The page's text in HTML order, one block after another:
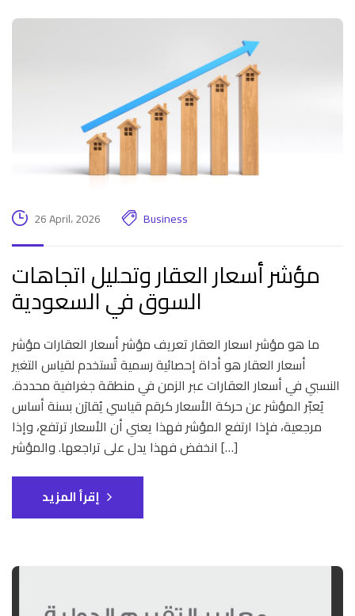
26 April، 2026 Business
مؤشر أسعار العقار وتحليل اتجاهات
السوق في السعودية
ما هو مؤشر اسعار العقار تعريف مؤشر أسعار العقارات مؤشر
أسعار العقار هو أداة إحصائية رسمية تُستخدم لقياس التغير
النسبي في أسعار العقارات عبر الزمن في منطقة جغرافية محددة.
يُعبّر المؤشر عن حركة الأسعار كرقم قياسي يُقارَن بسنة أساس
مرجعية، فإذا ارتفع المؤشر فهذا يعني أن الأسعار ترتفع، وإذا
انخفض فهذا يدل على تراجعها. والمؤشر […]
إقرأ المزيد